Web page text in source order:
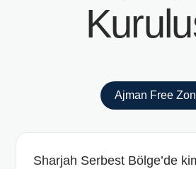
Ajman Free
Sharjah Serbest Bölge’de